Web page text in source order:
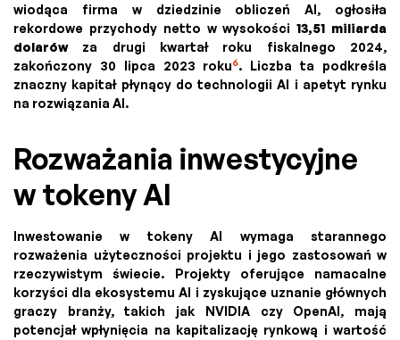
wiodąca firma w dziedzinie obliczeń AI, ogłosiła
rekordowe przychody netto w wysokości13,51 miliarda
dolarówza drugi kwartał roku fiskalnego 2024,
zakończony 30 lipca 2023 roku6. Liczba ta podkreśla
znaczny kapitał płynący do technologii AI i apetyt rynku
na rozwiązania AI.
Rozważania inwestycyjne
w tokeny AI
Inwestowanie w tokeny AI wymaga starannego
rozważenia użyteczności projektu i jego zastosowań w
rzeczywistym świecie. Projekty oferujące namacalne
korzyści dla ekosystemu AI i zyskujące uznanie głównych
graczy branży, takich jak NVIDIA czy OpenAI, mają
potencjał wpłynięcia na kapitalizację rynkową i wartość